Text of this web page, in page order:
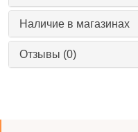
Наличие в магазинах
Отзывы (0)